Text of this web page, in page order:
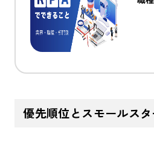
優先順位とスモールス